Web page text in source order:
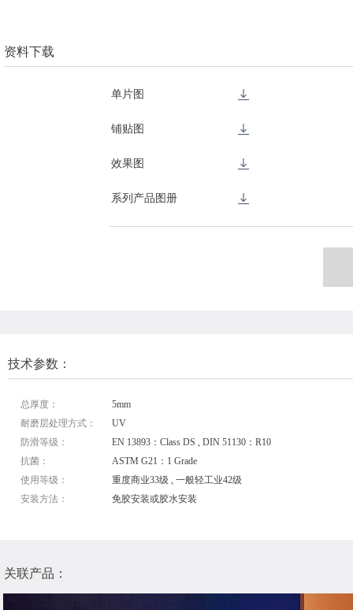
资料下载
单片图
铺贴图
效果图
系列产品图册
技术参数：
总厚度：
5mm
耐磨层处理方式：
UV
防滑等级：
EN 13893：Class DS , DIN 51130：R10
抗菌：
ASTM G21：1 Grade
使用等级：
重度商业33级 , 一般轻工业42级
安装方法：
免胶安装或胶水安装
关联产品：